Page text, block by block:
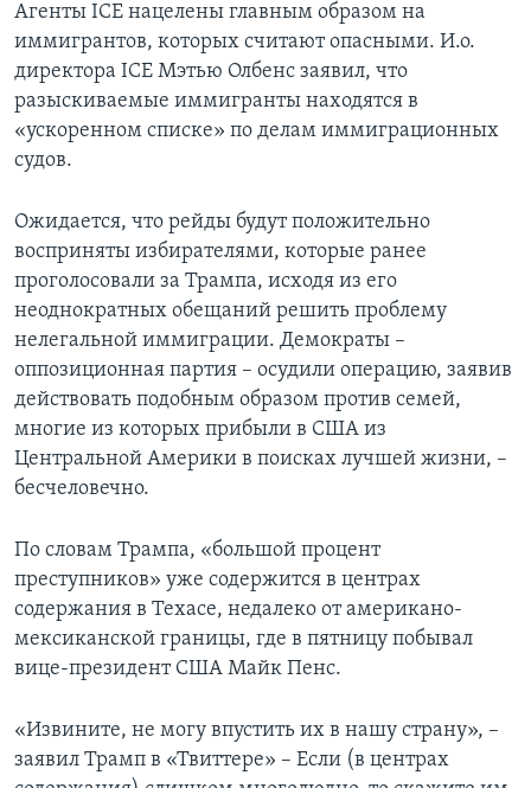
Агенты ICE нацелены главным образом на
иммигрантов, которых считают опасными. И.о.
директора ICE Мэтью Олбенс заявил, что
разыскиваемые иммигранты находятся в
«ускоренном списке» по делам иммиграционных
судов.
Ожидается, что рейды будут положительно
восприняты избирателями, которые ранее
проголосовали за Трампа, исходя из его
неоднократных обещаний решить проблему
нелегальной иммиграции. Демократы –
оппозиционная партия – осудили операцию, заявив
действовать подобным образом против семей,
многие из которых прибыли в США из
Центральной Америки в поисках лучшей жизни, –
бесчеловечно.
По словам Трампа, «большой процент
преступников» уже содержится в центрах
содержания в Техасе, недалеко от американо-
мексиканской границы, где в пятницу побывал
вице-президент США Майк Пенс.
«Извините, не могу впустить их в нашу страну», –
заявил Трамп в «Твиттере» – Если (в центрах